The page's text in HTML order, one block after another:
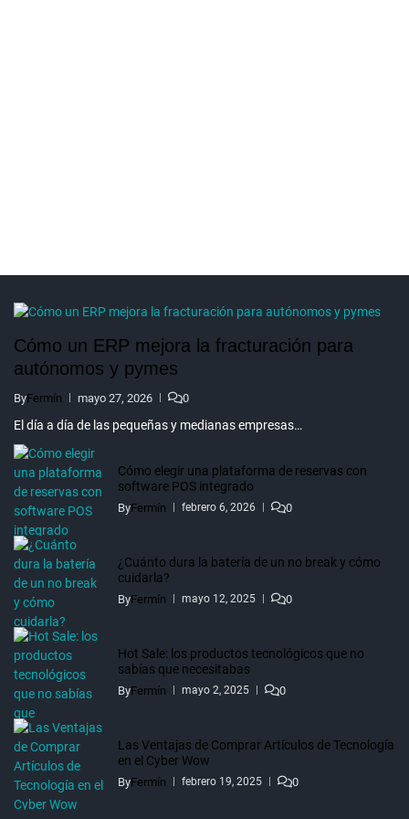
Cómo un ERP mejora la fracturación para
autónomos y pymes
ByFermín mayo 27, 2026 0
El día a día de las pequeñas y medianas empresas…
Cómo elegir una plataforma de reservas con
software POS integrado
ByFermín febrero 6, 2026 0
¿Cuánto dura la batería de un no break y cómo
cuidarla?
ByFermín mayo 12, 2025 0
Hot Sale: los productos tecnológicos que no
sabías que necesitabas
ByFermín mayo 2, 2025 0
Las Ventajas de Comprar Artículos de Tecnología
en el Cyber Wow
ByFermín febrero 19, 2025 0